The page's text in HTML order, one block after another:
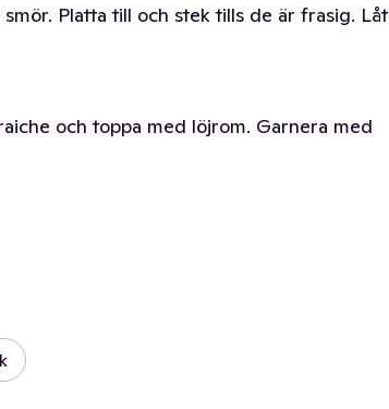
Platta till och stek tills de är frasig. Låt
och toppa med löjrom. Garnera med